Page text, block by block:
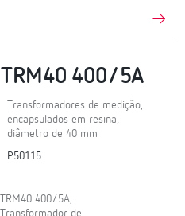
TRM40 400/5A
Transformadores de medição,
encapsulados em resina,
diâmetro de 40 mm
P50115.
TRM40 400/5A,